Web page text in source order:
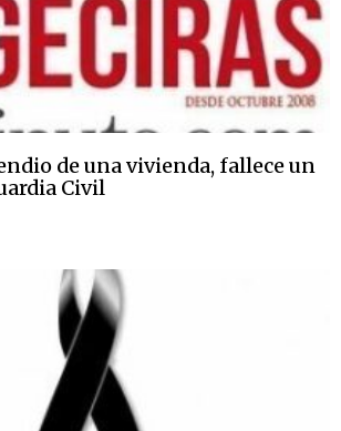
de una vivienda, fallece un
Civil